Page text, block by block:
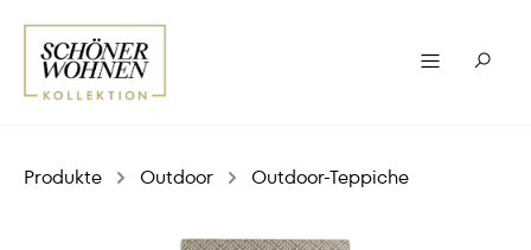
Produkte Outdoor Outdoor-Teppiche